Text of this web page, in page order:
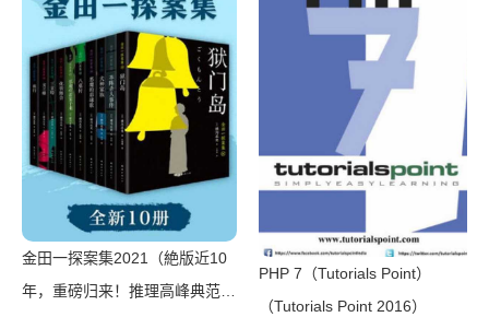
金田一探案集2021（絶版近10
年，重磅归来！推理高峰典范，
PHP 7（Tutorials Point）
（Tutorials Point 2016）